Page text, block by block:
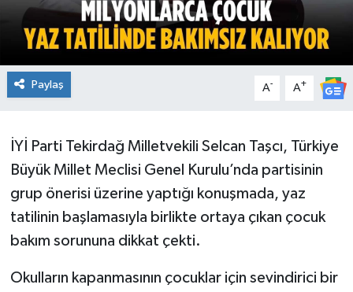
Paylaş A- A+
İYİ Parti Tekirdağ Milletvekili Selcan Taşcı, Türkiye
Büyük Millet Meclisi Genel Kurulu’nda partisinin
grup önerisi üzerine yaptığı konuşmada, yaz
tatilinin başlamasıyla birlikte ortaya çıkan çocuk
bakım sorununa dikkat çekti.
Okulların kapanmasının çocuklar için sevindirici bir